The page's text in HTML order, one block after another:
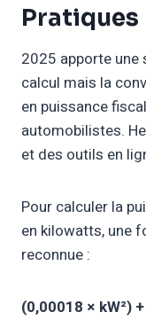
Pratiques
2025 apporte
calcul mais la
en puissance
automobilistes.
et des outils en
Pour calculer la
en kilowatts, une
reconnue :
(0,00018 × kW²)